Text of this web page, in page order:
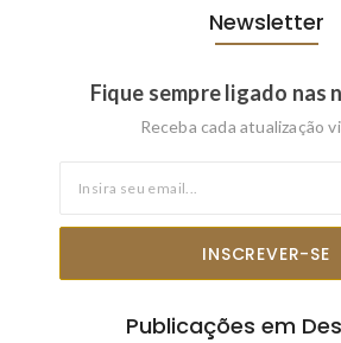
Newsletter
Fique sempre ligado nas
Receba cada atualização
INSCREVER-SE
Publicações em